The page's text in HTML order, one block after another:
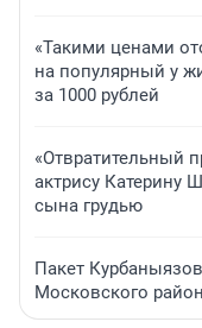
«Такими ценами
на популярный у
за 1000 рублей
«Отвратительный
актрису Катерину
сына грудью
Пакет
Московского